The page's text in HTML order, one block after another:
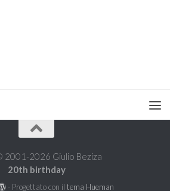
2001-2026 Giulio Beziza
20th birthday
- Progettato con iltema Hueman